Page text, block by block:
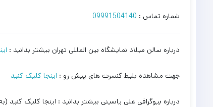
شماره تماس : 09991504140
درباره سالن میلاد نمایشگاه بین المللی تهران بیشتر بدانید :
جهت مشاهده بلیط کنسرت های پیش رو : اینجا کلیک کنید
درباره بیوگرافی علی یاسینی بیشتر بدانید : اینجا کلیک کنید